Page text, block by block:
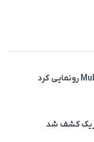
کشف شد